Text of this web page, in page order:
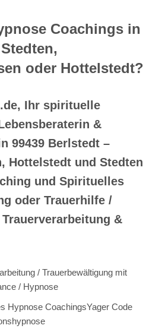
Coachings in
oder Hottelstedt?
Ihr spirituelle
&
99439 Berlstedt –
Hottelstedt und Stedten
und Spirituelles
oder Trauerhilfe /
&
/ Trauerbewältigung mit
/ Hypnose
Hypnose CoachingsYager Code